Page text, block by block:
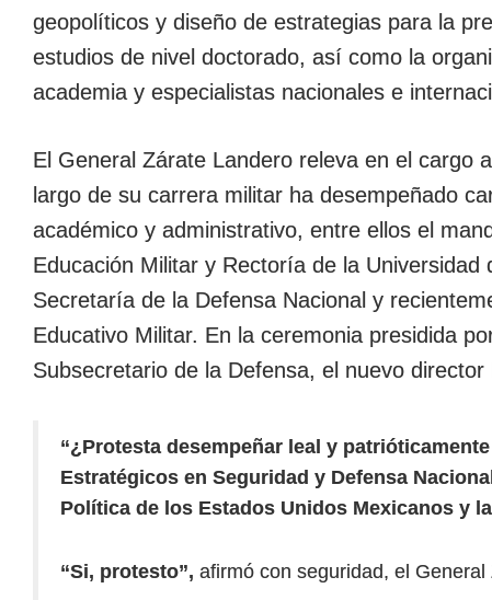
geopolíticos y diseño de estrategias para la
estudios de nivel doctorado, así como la
academia y especialistas nacionales e
El General Zárate Landero releva en el cargo
largo de su carrera militar ha desempeñado
académico y administrativo, entre ellos el
Educación Militar y Rectoría de la
Secretaría de la Defensa Nacional y
Educativo Militar. En la ceremonia presidida
Subsecretario de la Defensa, el nuevo
“¿Protesta desempeñar leal y
Estratégicos en Seguridad y Defensa
Política de los Estados Unidos Mexicanos y
“Si, protesto”, afirmó con seguridad, el General